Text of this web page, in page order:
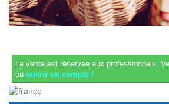
La vente est réservée aux professionnels.
ou ouvrir un compte !